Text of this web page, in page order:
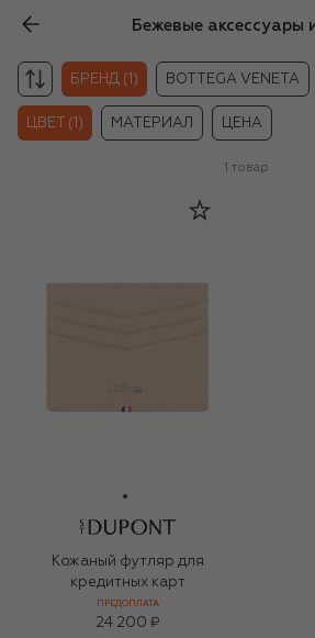
БРЕНД (1) BOTTEGA VENETA
ЦВЕТ (1) МАТЕРИАЛ ЦЕНА
1 товар
Кожаный футляр для
кредитных карт
ПРЕДОПЛАТА
24 200 ₽